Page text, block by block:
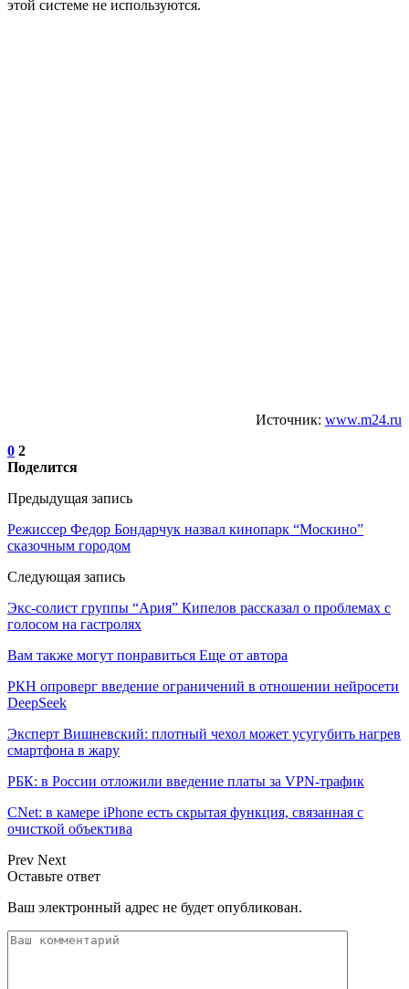
этой системе не используются.
Источник: www.m24.ru
0 2
Поделится
Предыдущая запись
Режиссер Федор Бондарчук назвал кинопарк “Москино”
сказочным городом
Следующая запись
Экс-солист группы “Ария” Кипелов рассказал о проблемах с
голосом на гастролях
Вам также могут понравиться Еще от автора
РКН опроверг введение ограничений в отношении нейросети
DeepSeek
Эксперт Вишневский: плотный чехол может усугубить нагрев
смартфона в жару
РБК: в России отложили введение платы за VPN-трафик
CNet: в камере iPhone есть скрытая функция, связанная с
очисткой объектива
Prev Next
Оставьте ответ
Ваш электронный адрес не будет опубликован.